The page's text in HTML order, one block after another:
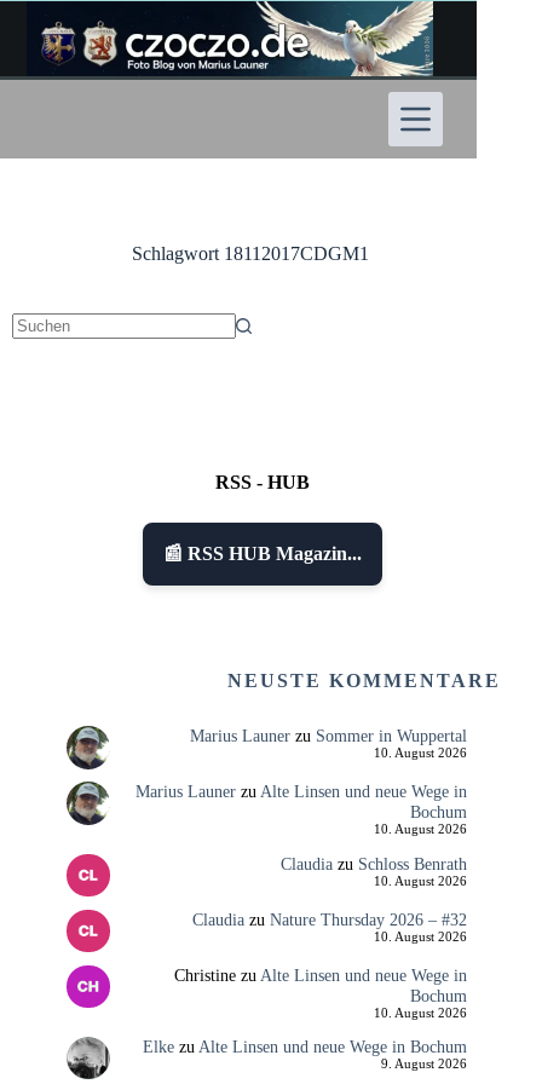
Inhalt
springen
Schlagwort 18112017CDGM1
RSS - HUB
📰 RSS HUB Magazin...
NEUSTE KOMMENTARE
Marius Launerzu Sommer in Wuppertal
10. August 2026
Marius LaunerzuAlte Linsen und neue Wege in
Bochum
10. August 2026
Claudiazu Schloss Benrath
10. August 2026
Claudiazu Nature Thursday 2026 – #32
10. August 2026
Christinezu Alte Linsen und neue Wege in
Bochum
10. August 2026
Elkezu Alte Linsen und neue Wege in Bochum
9. August 2026